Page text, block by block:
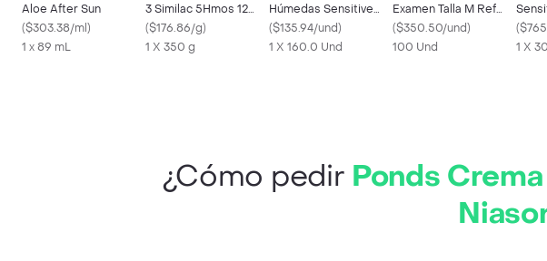
Aloe After Sun
($303.38/ml)
1 x 89 mL
3 Similac 5Hmos 12
Meses en Adelante
Polvo
($176.86/g)
1 X 350 g
Húmedas Sensitive
Recién Nacido
($135.94/und)
1 X 160.0 Und
Examen Talla M Ref
Gule003
($350.50/und)
100 Und
(
1 X
¿Cómo pedir Ponds